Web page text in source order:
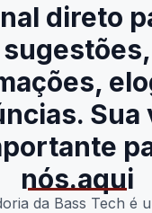
direto
sugestões,
Sua
nós.aqui
da Bass Tech é